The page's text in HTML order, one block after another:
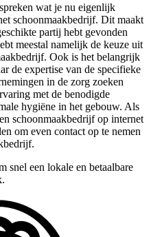
wat je nu eigenlijk
schoonmaakbedrijf. Dit maakt
partij hebt gevonden
meestal namelijk de keuze uit
Ook is het belangrijk
de expertise van de specifieke
in de zorg zoeken
met de benodigde
hygiëne in het gebouw. Als
schoonmaakbedrijf op internet
om even contact op te nemen
snel een lokale en betaalbare